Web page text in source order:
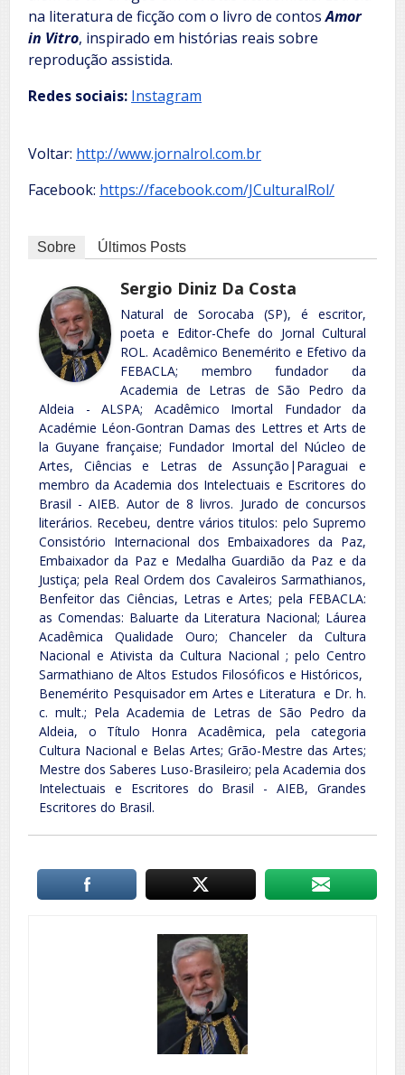
na literatura de ficção com o livro de contosAmor
in Vitro, inspirado em histórias reais sobre
reprodução assistida.
Redes sociais: Instagram
Voltar: http://www.jornalrol.com.br
Facebook: https://facebook.com/JCulturalRol/
Sobre Últimos Posts
Sergio Diniz Da Costa
Natural de Sorocaba (SP), é escritor,
poeta e Editor-Chefe do Jornal Cultural
ROL. Acadêmico Benemérito e Efetivo da
FEBACLA; membro fundador da
Academia de Letras de São Pedro da
Aldeia - ALSPA; Acadêmico Imortal Fundador da
Académie Léon-Gontran Damas des Lettres et Arts de
la Guyane française; Fundador Imortal del Núcleo de
Artes, Ciências e Letras de Assunção|Paraguai e
membro da Academia dos Intelectuais e Escritores do
Brasil - AIEB. Autor de 8 livros. Jurado de concursos
literários. Recebeu, dentre vários titulos: pelo Supremo
Consistório Internacional dos Embaixadores da Paz,
Embaixador da Paz e Medalha Guardião da Paz e da
Justiça; pela Real Ordem dos Cavaleiros Sarmathianos,
Benfeitor das Ciências, Letras e Artes; pela FEBACLA:
as Comendas: Baluarte da Literatura Nacional; Láurea
Acadêmica Qualidade Ouro; Chanceler da Cultura
Nacional e Ativista da Cultura Nacional ; pelo Centro
Sarmathiano de Altos Estudos Filosóficos e Históricos,
Benemérito Pesquisador em Artes e Literatura e Dr. h.
c. mult.; Pela Academia de Letras de São Pedro da
Aldeia, o Título Honra Acadêmica, pela categoria
Cultura Nacional e Belas Artes; Grão-Mestre das Artes;
Mestre dos Saberes Luso-Brasileiro; pela Academia dos
Intelectuais e Escritores do Brasil - AIEB, Grandes
Escritores do Brasil.